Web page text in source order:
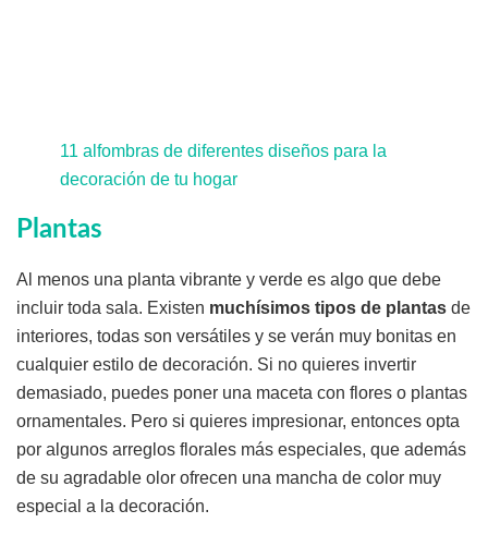
11 alfombras de diferentes diseños para la
decoración de tu hogar
Plantas
Al menos una planta vibrante y verde es algo que debe
incluir toda sala. Existen muchísimos tipos de plantas de
interiores, todas son versátiles y se verán muy bonitas en
cualquier estilo de decoración. Si no quieres invertir
demasiado, puedes poner una maceta con flores o plantas
ornamentales. Pero si quieres impresionar, entonces opta
por algunos arreglos florales más especiales, que además
de su agradable olor ofrecen una mancha de color muy
especial a la decoración.